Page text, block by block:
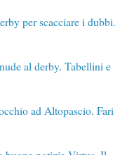
per scacciare i dubbi.
al derby. Tabellini e
ad Altopascio. Fari